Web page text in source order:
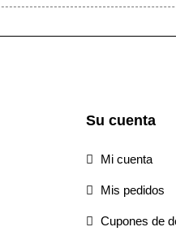
Su cuenta
Mi cuenta
Mis pedidos
Cupones de